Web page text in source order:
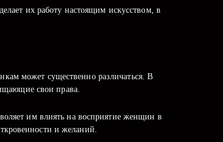
их работу настоящим искусством, в
может существенно различаться. В
свои права.
им влиять на восприятие женщин в
и желаний.